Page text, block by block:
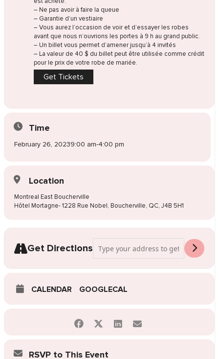
– Ne pas avoir à faire la queue
– Garantie d’un vestiaire
– Vous aurez l’occasion de voir et d’essayer les robes
avant que nous n’ouvrions les portes à 9 h au grand public.
– Un billet vous permet d’amener jusqu’à 4 invités
– La valeur de 40 $ du billet peut être utilisée comme crédit
pour le prix de votre robe de mariée.
Get Tickets
Time
February 26, 20239:00 am-4:00 pm
Location
Montreal East Boucherville
Hôtel Mortagne- 1228 Rue Nobel, Boucherville, QC, J4B 5H1
Get Directions
Address - Vente de robes de mariée
CALENDAR GOOGLECAL
RSVP to This Event